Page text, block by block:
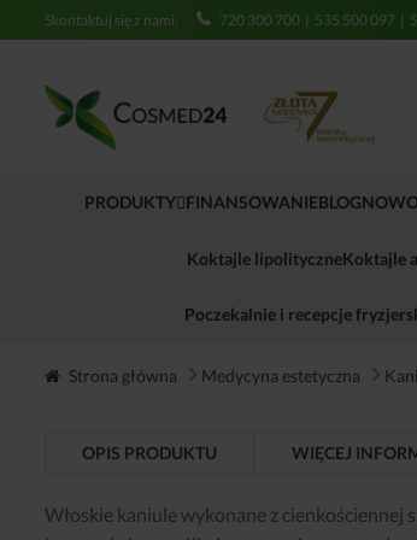
Skontaktuj się z nami: 720 300 700| 535 500 097 |
PRODUKTY FINANSOWANIEBLOG
Koktajle lipolityczneKoktajle
Poczekalnie i recepcje
Strona główna Medycyna estetyczna
OPIS PRODUKTU WIĘCEJ
Włoskie kaniule wykonane z cienkościennej